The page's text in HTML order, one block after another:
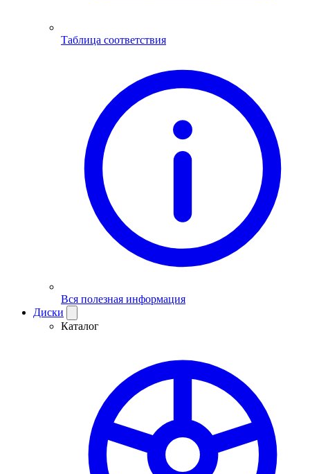
Таблица соответствия
Вся полезная информация
Диски
Каталог